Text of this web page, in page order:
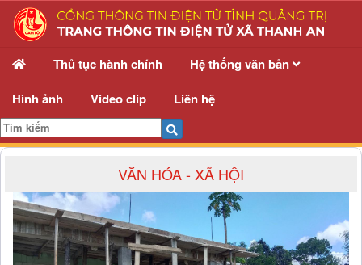
Văn hóa - Xã hội - UBND xã Hiếu Giang
Thủ tục hành chính
Hệ thống văn bản
Hình ảnh
Video clip Liên hệ
VĂN HÓA - XÃ HỘI